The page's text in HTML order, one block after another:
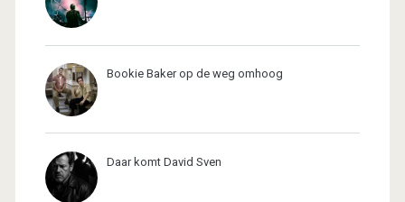
Bookie Baker op de weg omhoog
Daar komt David Sven